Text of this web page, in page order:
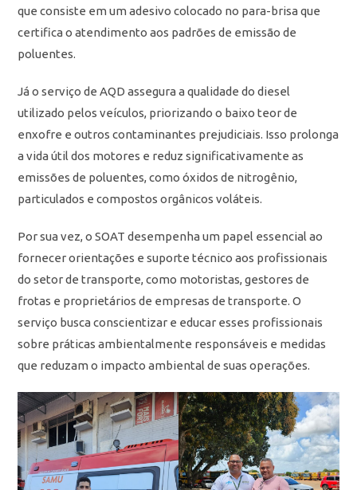
que consiste em um adesivo colocado no para-brisa que
certifica o atendimento aos padrões de emissão de
poluentes.
Já o serviço de AQD assegura a qualidade do diesel
utilizado pelos veículos, priorizando o baixo teor de
enxofre e outros contaminantes prejudiciais. Isso prolonga
a vida útil dos motores e reduz significativamente as
emissões de poluentes, como óxidos de nitrogênio,
particulados e compostos orgânicos voláteis.
Por sua vez, o SOAT desempenha um papel essencial ao
fornecer orientações e suporte técnico aos profissionais
do setor de transporte, como motoristas, gestores de
frotas e proprietários de empresas de transporte. O
serviço busca conscientizar e educar esses profissionais
sobre práticas ambientalmente responsáveis e medidas
que reduzam o impacto ambiental de suas operações.